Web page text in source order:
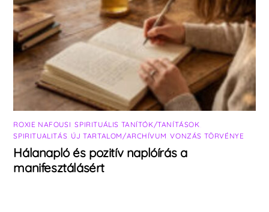
ROXIE NAFOUSI ,SPIRITUÁLIS TANÍTÓK/TANÍTÁSOK
SPIRITUALITÁS ÚJ TARTALOM/ARCHÍVUM ,VONZÁS TÖRVÉNYE
Hálanapló és pozitív naplóírás a
manifesztálásért